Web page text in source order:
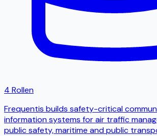
4 Rollen
Frequentis builds safety-critical
information systems for air traffic
public safety, maritime and public